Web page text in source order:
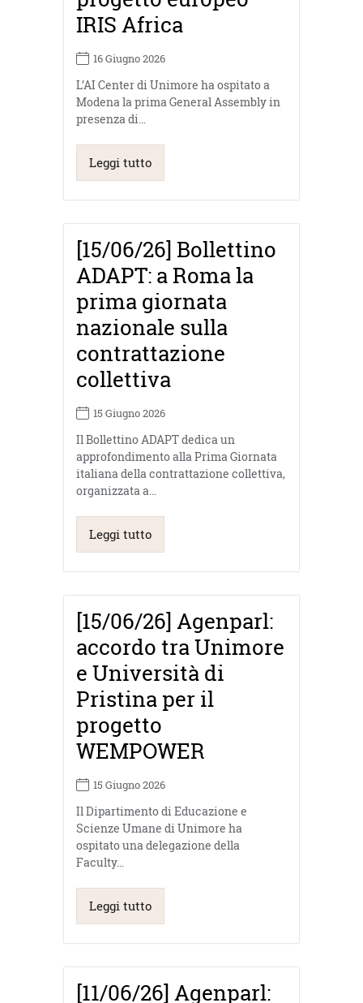
IRIS Africa
16 Giugno 2026
L’AI Center di Unimore ha ospitato a
Modena la prima General Assembly in
presenza di…
Leggi tutto
[15/06/26] Bollettino
ADAPT: a Roma la
prima giornata
nazionale sulla
contrattazione
collettiva
15 Giugno 2026
Il Bollettino ADAPT dedica un
approfondimento alla Prima Giornata
italiana della contrattazione collettiva,
organizzata a…
Leggi tutto
[15/06/26] Agenparl:
accordo tra Unimore
e Università di
Pristina per il
progetto
WEMPOWER
15 Giugno 2026
Il Dipartimento di Educazione e
Scienze Umane di Unimore ha
ospitato una delegazione della
Faculty…
Leggi tutto
[11/06/26] Agenparl: